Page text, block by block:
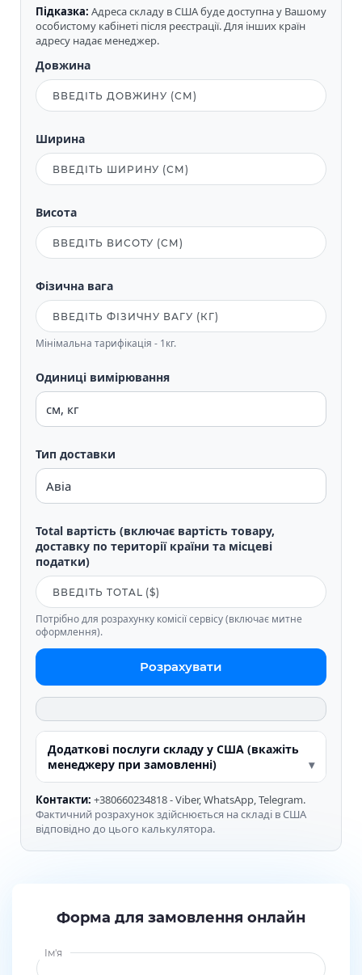
Підказка: Адреса складу в США буде доступна у Вашому
особистому кабінеті після реєстрації. Для інших країн
адресу надає менеджер.
Довжина
Ширина
Висота
Фізична вага
Мінімальна тарифікація - 1кг.
Одиниці вимірювання
Тип доставки
Total вартість (включає вартість товару,
доставку по території країни та місцеві
податки)
Потрібно для розрахунку комісії сервісу (включає митне
оформлення).
Розрахувати
Додаткові послуги складу у США (вкажіть
менеджеру при замовленні)
Контакти: +380660234818 - Viber, WhatsApp, Telegram.
Фактичний розрахунок здійснюється на складі в США
відповідно до цього калькулятора.
Форма для замовлення онлайн
Ім'я